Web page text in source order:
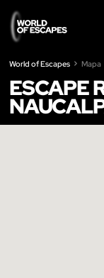
World of Escapes Mapa
ESCAPE